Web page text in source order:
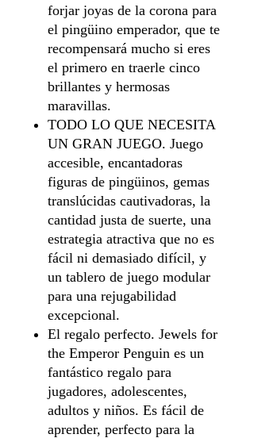
forjar joyas de la corona para
el pingüino emperador, que te
recompensará mucho si eres
el primero en traerle cinco
brillantes y hermosas
maravillas.
TODO LO QUE NECESITA
UN GRAN JUEGO. Juego
accesible, encantadoras
figuras de pingüinos, gemas
translúcidas cautivadoras, la
cantidad justa de suerte, una
estrategia atractiva que no es
fácil ni demasiado difícil, y
un tablero de juego modular
para una rejugabilidad
excepcional.
El regalo perfecto. Jewels for
the Emperor Penguin es un
fantástico regalo para
jugadores, adolescentes,
adultos y niños. Es fácil de
aprender, perfecto para la